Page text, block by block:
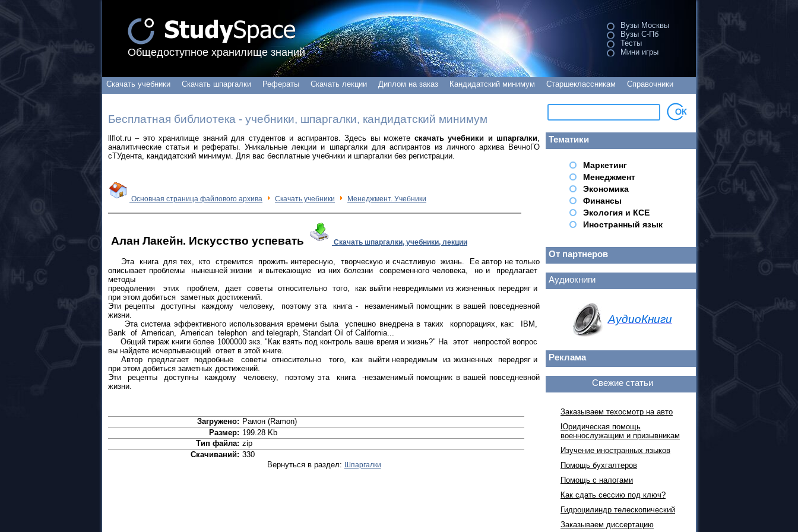
Общедоступное хранилище знаний
Вузы Москвы
Вузы С-Пб
Тесты
Мини игры
Скачать учебники Скачать шпаргалки Рефераты Скачать лекции Диплом на заказ Кандидатский минимум Старшеклассникам Справочники
Бесплатная библиотека - учебники, шпаргалки, кандидатский минимум
llflot.ru – это хранилище знаний для студентов и аспирантов. Здесь вы можете скачать учебники и шпаргалки
аналитические статьи и рефераты. Уникальные лекции и шпаргалки для аспирантов из личного архива ВечноГО
сТУдента, кандидатский минимум. Для вас бесплатные учебники и шпаргалки без регистрации.
Основная страница файлового архива Скачать учебники Менеджмент. Учебники
Алан Лакейн. Искусство успевать Скачать шпаргалки, учебники, лекции
Эта книга для тех, кто стремится прожить интересную, творческую и счастливую жизнь. Ее автор не только
описывает проблемы нынешней жизни и вытекающие из них болезни современного человека, но и предлагает
методы
преодоления этих проблем, дает советы относительно того, как выйти невредимыми из жизненных передряг и
при этом добиться заметных достижений.
Эти рецепты доступны каждому человеку, поэтому эта книга - незаменимый помощник в вашей повседневной
жизни.
Эта система эффективного использования времени была успешно внедрена в таких корпорациях, как: IBM,
Bank of American, American telephon and telegraph, Standart Oil of California...
Общий тираж книги более 1000000 экз. "Как взять под контроль ваше время и жизнь?" На этот непростой вопрос
вы найдете исчерпывающий ответ в этой книге.
Автор предлагает подробные советы относительно того, как выйти невредимым из жизненных передряг и
при этом добиться заметных достижений.
Эти рецепты доступны каждому человеку, поэтому эта книга -незаменимый помощник в вашей повседневной
жизни.
Загружено: Рамон (Ramon)
Размер: 199.28 Kb
Тип файла: zip
Скачиваний: 330
Вернуться в раздел: Шпаргалки
Тематики
Маркетинг
Менеджмент
Экономика
Финансы
Экология и КСЕ
Иностранный язык
От партнеров
Аудиокниги
АудиоКниги
Реклама
Свежие статьи
Заказываем техосмотр на авто
Юридическая помощь
военнослужащим и призывникам
Изучение иностранных языков
Помощь бухгалтеров
Помощь с налогами
Как сдать сессию под ключ?
Гидроцилиндр телескопический
Заказываем диссертацию